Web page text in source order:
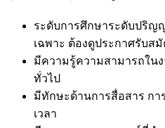
ระดับการศึกษาระดับปริญ
เฉพาะ ต้องดูประกาศรับส
มีความรู้ความสามารถใน
ทั่วไป
มีทักษะด้านการสื่อสาร กา
เวลา